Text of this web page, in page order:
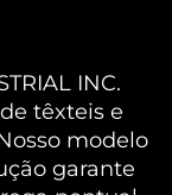
INC.
têxteis e
modelo
garante